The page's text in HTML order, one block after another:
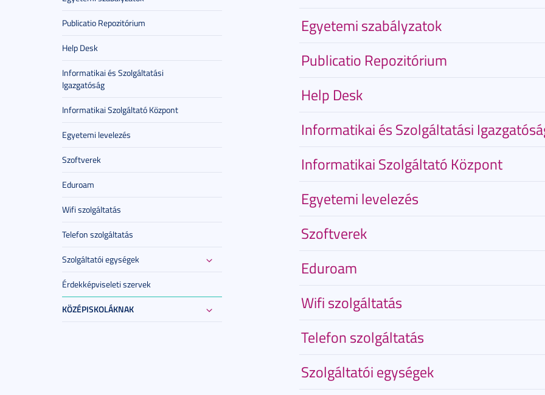
Publicatio Repozitórium
Help Desk
Informatikai és Szolgáltatási
Igazgatóság
Informatikai Szolgáltató Központ
Egyetemi levelezés
Szoftverek
Eduroam
Wifi szolgáltatás
Telefon szolgáltatás
Szolgáltatói egységek
Érdekképviseleti szervek
KÖZÉPISKOLÁKNAK
Egyetemi szabályzatok
Publicatio Repozitórium
Help Desk
Informatikai és Szolgáltatási
Informatikai Szolgáltató Központ
Egyetemi levelezés
Szoftverek
Eduroam
Wifi szolgáltatás
Telefon szolgáltatás
Szolgáltatói egységek